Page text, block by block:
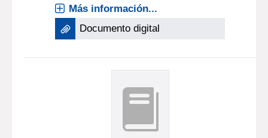
Más información...
Documento digital